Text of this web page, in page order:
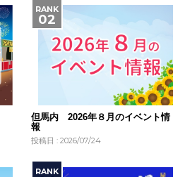
但馬内 2026年８月のイベント情
報
投稿日 : 2026/07/24